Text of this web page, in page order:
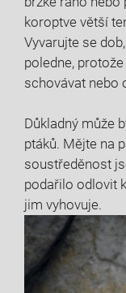
koroptve větší
Vyvarujte se
poledne,
schovávat nebo
Důkladný ‍může
ptáků. ⁤Mějte na
soustředěnost
podařilo‌ odlovit
jim‌ vyhovuje.